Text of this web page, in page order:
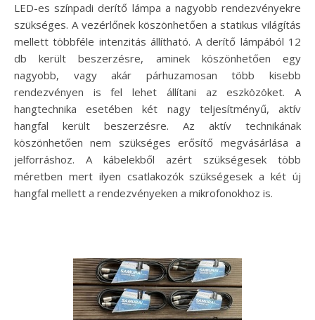
LED-es színpadi derítő lámpa a nagyobb rendezvényekre
szükséges. A vezérlőnek köszönhetően a statikus világítás
mellett többféle intenzitás állítható. A derítő lámpából 12
db került beszerzésre, aminek köszönhetően egy
nagyobb, vagy akár párhuzamosan több kisebb
rendezvényen is fel lehet állítani az eszközöket. A
hangtechnika esetében két nagy teljesítményű, aktív
hangfal került beszerzésre. Az aktív technikának
köszönhetően nem szükséges erősítő megvásárlása a
jelforráshoz. A kábelekből azért szükségesek több
méretben mert ilyen csatlakozók szükségesek a két új
hangfal mellett a rendezvényeken a mikrofonokhoz is.